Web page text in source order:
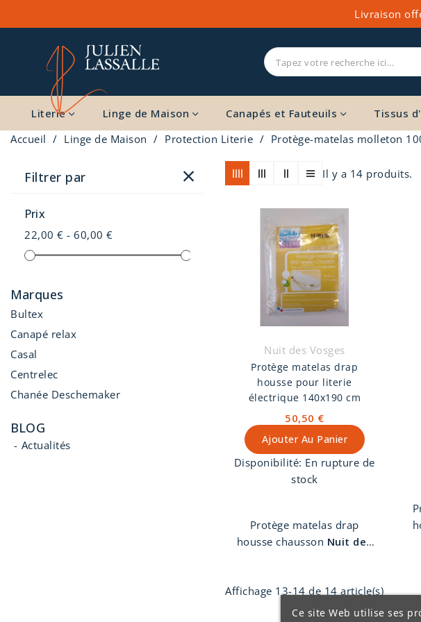
Livraison
Literie Linge de Maison Canapés et Fauteuils Tissus
Accueil
Linge de Maison Protection Literie Protège-matelas molleton
Filtrer par
Prix
22,00 € - 60,00 €
Marques
Bultex
Canapé relax
Casal
Centrelec
Chanée Deschemaker
BLOG
Actualités
Il y a 14 produits.
Nuit des Vosges
Protège matelas drap
housse pour literie
électrique 140x190 cm
50,50 €
Ajouter Au Panier
Disponibilité: En rupture de
stock
Protège matelas drap
housse chausson Nuit des
Molleton 100% coton.
Lavable à 95°.
Affichage 13-14 de 14 article(s)
Ce site Web utilise ses